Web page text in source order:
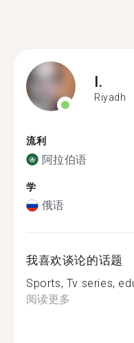
I.
Riyadh
流利
阿拉伯语
学
俄语
我喜欢谈论的话题
Sports, Tv series,
阅读更多